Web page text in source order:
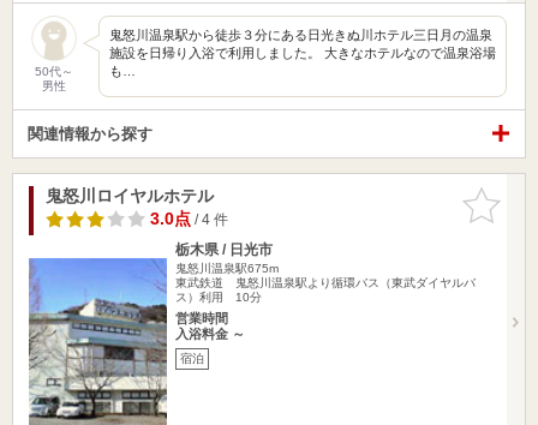
50代～
男性
鬼怒川温泉駅から徒歩３分にある日光きぬ川ホテル三日月の温泉
施設を日帰り入浴で利用しました。 大きなホテルなので温泉浴場
も…
関連情報から探す
お気に入
りに追加
鬼怒川ロイヤルホテル
3.0点/ 4 件
栃木県 / 日光市
鬼怒川温泉駅675m
東武鉄道 鬼怒川温泉駅より循環バス（東武ダイヤルバ
ス）利用 10分
営業時間
入浴料金 ～
宿泊